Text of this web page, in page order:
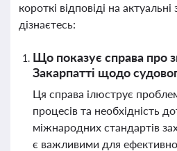
короткі відповіді на
дізнаєтесь:
Що показує справа про
Закарпатті щодо
Ця справа ілюструє
процесів та необхідність
міжнародних стандартів
є важливими для